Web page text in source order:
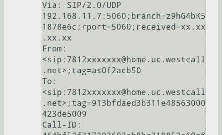
Via: SIP/2.0/UDP
192.168.11.7:5060;branch=z9hG4bK5
1878e6c;rport=5060;received=xx.xx
.xx.xx
From:
<sip:7812xxxxxxx@home.uc.westcall
.net>;tag=as0f2acb50
To:
<sip:7812xxxxxxx@home.uc.westcall
.net>;tag=913bfdaed3b311e48563000
423de5009
Call-ID: